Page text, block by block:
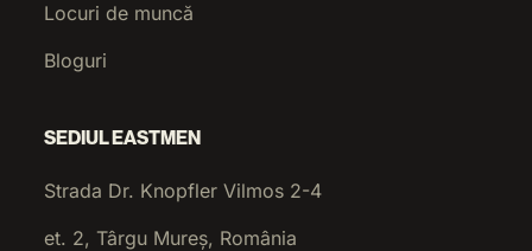
Locuri de muncă
Bloguri
SEDIUL EASTMEN
Strada Dr. Knopfler Vilmos 2-4
et. 2, Târgu Mureș, România